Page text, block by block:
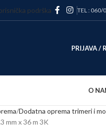
podrška TEL : 060/
PRIJAVA /
O
Dodatna oprema trimeri i
mm x 36 m 3K